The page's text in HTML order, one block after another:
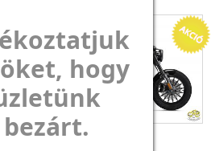
hogy
bezárt.
Keeway V302C